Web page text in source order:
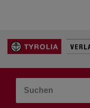
LEBEN & GLAUBE